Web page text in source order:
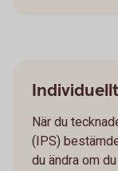
När du
(IPS)
du ändra om